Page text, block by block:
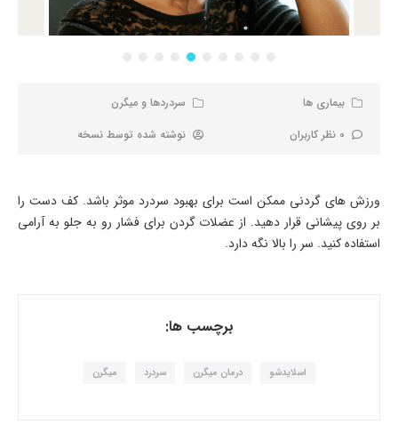
بیماری ها
سردردها و میگرن
0 نظر کاربران
نوشته شده توسط نسخه
ورزش های گردنی ممکن است برای بهبود سردرد موثر باشد. کف دست را
بر روی پیشانی قرار دهید. از عضلات گردن برای فشار رو به جلو به آرامی
استفاده کنید. سر را بالا نگه دارد.
برچسب ها:
اسلایدشو درمان میگرن سردرد میگرن